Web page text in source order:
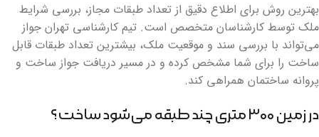
بهترین روش برای اطلاع دقیق از تعداد طبقات مجاز، بررسی شرایط
ملک توسط کارشناسان متخصص است. تیم کارشناسی تهران جواز
می‌تواند با بررسی سند و موقعیت ملک، بیشترین تعداد طبقات قابل
ساخت را برای شما مشخص کرده و در مسیر دریافت جواز ساخت و
پروانه ساختمان همراهی کند.
در زمین ۳۰۰ متری چند طبقه می‌شود ساخت؟